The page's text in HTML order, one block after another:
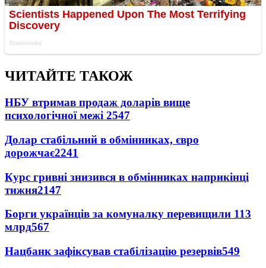
ЧИТАЙТЕ ТАКОЖ
НБУ втримав продаж доларів вище
психологічної межі 2547
Долар стабільний в обмінниках, євро
дорожчає2241
Курс гривні знизився в обмінниках наприкінці
тижня2147
Борги українців за комуналку перевищили 113
млрд567
Нацбанк зафіксував стабілізацію резервів549